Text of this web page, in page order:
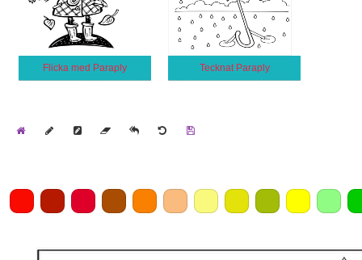
Flicka med Paraply Tecknat Paraply